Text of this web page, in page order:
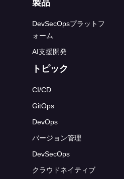
製品
DevSecOpsプラットフ
ォーム
AI支援開発
トピック
CI/CD
GitOps
DevOps
バージョン管理
DevSecOps
クラウドネイティブ